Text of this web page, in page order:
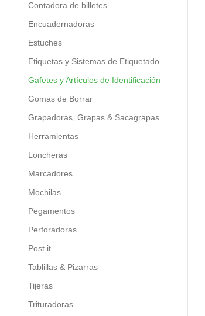
Contadora de billetes
Encuadernadoras
Estuches
Etiquetas y Sistemas de Etiquetado
Gafetes y Artículos de Identificación
Gomas de Borrar
Grapadoras, Grapas & Sacagrapas
Herramientas
Loncheras
Marcadores
Mochilas
Pegamentos
Perforadoras
Post it
Tablillas & Pizarras
Tijeras
Trituradoras